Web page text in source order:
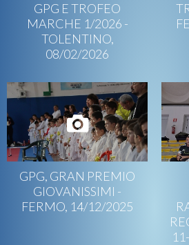
GPG E TROFEO
MARCHE 1/2026 -
TOLENTINO,
08/02/2026
GPG, GRAN PREMIO
GIOVANISSIMI -
FERMO, 14/12/2025